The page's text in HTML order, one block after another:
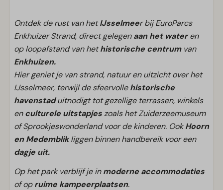
Ontdek de rust van hetIJsselmeer bij EuroParcs
Enkhuizer Strand, direct gelegenaan het wateren
op loopafstand van hethistorische centrumvan
Enkhuizen.
Hier geniet je van strand, natuur en uitzicht over het
IJsselmeer, terwijl de sfeervollehistorische
havenstaduitnodigt tot gezellige terrassen, winkels
enculturele uitstapjeszoals het Zuiderzeemuseum
of Sprookjeswonderland voor de kinderen. OokHoorn
en Medemblikliggen binnen handbereik voor een
dagje uit.
Op het park verblijf je inmoderne accommodaties
of opruime kampeerplaatsen.